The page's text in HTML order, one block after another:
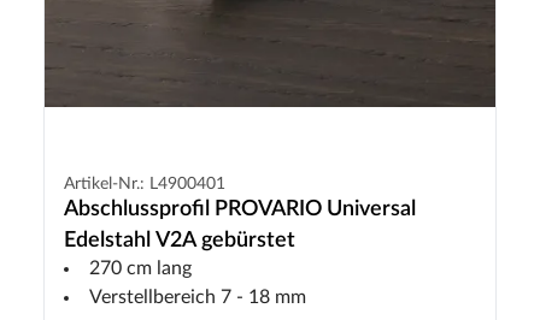
Artikel-Nr.: L4900401
Abschlussprofil PROVARIO Universal
Edelstahl V2A gebürstet
270 cm lang
Verstellbereich 7 - 18 mm